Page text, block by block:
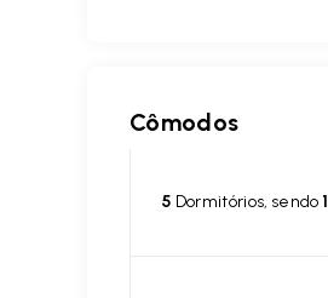
Cômodos
5 Dormitórios, sendo1